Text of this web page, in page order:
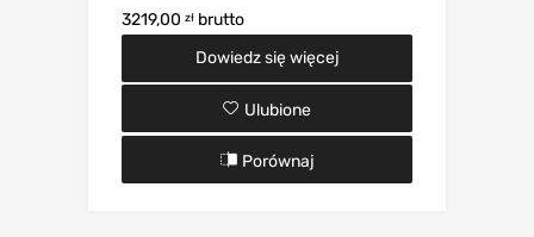
3219,00 zł brutto
Dowiedz się więcej
Ulubione
Porównaj